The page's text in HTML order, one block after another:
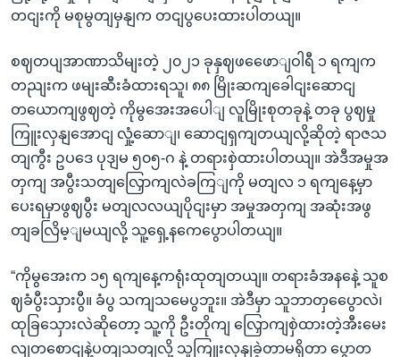
တငျးကို မစုမွတျမှနျက တငျပွပေးထားပါတယျ။
စဈတပျအာဏာသိမျးတဲ့ ၂၀၂၁ ခုနှဈဖဖေောျဝါရီ ၁ ရကျက
တညျးက ဖမျးဆီးခံထားရသူ၊ ၈၈ မြိုးဆကျခေါငျးဆောငျ
တယောကျဖွဈတဲ့ ကိုမွအေးအပေါျ လူမြိုးစုတခုနဲ့ တခု ပွဈမှု
ကြူးလှနျအောငျ လှုံ့ဆောျ၊ ဆောငျရှကျတယျလို့ဆိုတဲ့ ရာဇသ
တျကွီး ဥပဒေ ပုဒျမ ၅၀၅-ဂ နဲ့ တရားစှဲထားပါတယျ။ အဲဒီအမှုအ
တှကျ အပွီးသတျလြှောကျလဲခကြျကို မတျလ ၁ ရကျနေ့မှာ
ပေးရမှာဖွဈပွီး မတျလလယျပိုငျးမှာ အမှုအတှကျ အဆုံးအဖွ
တျခလြိမ့ျမယျလို့ သူ့ရှေ့နကေပွောပါတယျ။
“ကိုမွအေးက ၁၅ ရကျနေ့ကရုံးထုတျတယျ။ တရားခံအနနေဲ့ သူစ
ဈခံပွီးသှားပွီ။ ခံပွ သကျသမေပွဘူး။ အဲဒီမှာ သူဘာတှပွေောလဲ၊
ထုခြသှေားလဲဆိုတော့ သူ့ကို ဦးတိုကျ လြှောကျစှဲထားတဲ့အီးမေး
လျတစောငျနဲ့ပတျသတျလို့ သူကြူးလှနျခဲ့တာမရှိတာ ပွောတ